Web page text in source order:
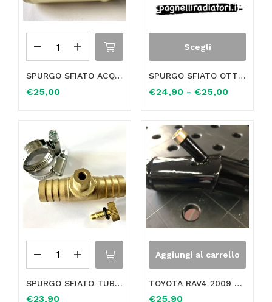
SPURGO SFIATO ACQUA MANICOTTO VALVOLA TUBO RISCALDAMENTO RADIATORE Ø 22mm
€25,00
Scegli
SPURGO SFIATO OTTONE TUBO MANICOTTO FLESSIBILE VALVOLA RISCALDAMENTO RADIATORE, SELEZIONA IL DIAMETRO DESIDERATO
€24,90 - €25,00
SPURGO SFIATO TUBO MANICOTTO FLESSIBILE VALVOLA RISCALDAMENTO RADIATORE Ø 19,5mm
€23,90
Aggiungi al carrello
TOYOTA RAV4 2009 – 2012 RACCORDO TUBO MANICOTTO TOTALMENTE IN OTTONE TRE VIE OE 16057-36011
€25,90